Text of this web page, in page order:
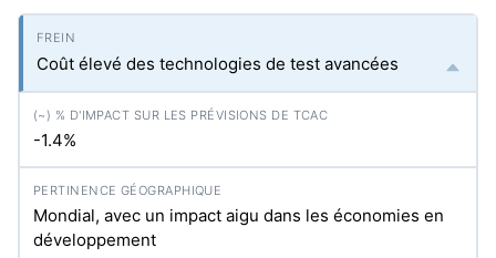
Coût élevé des technologies de test avancées
-1.4%
Mondial, avec un impact aigu dans les économies en
développement